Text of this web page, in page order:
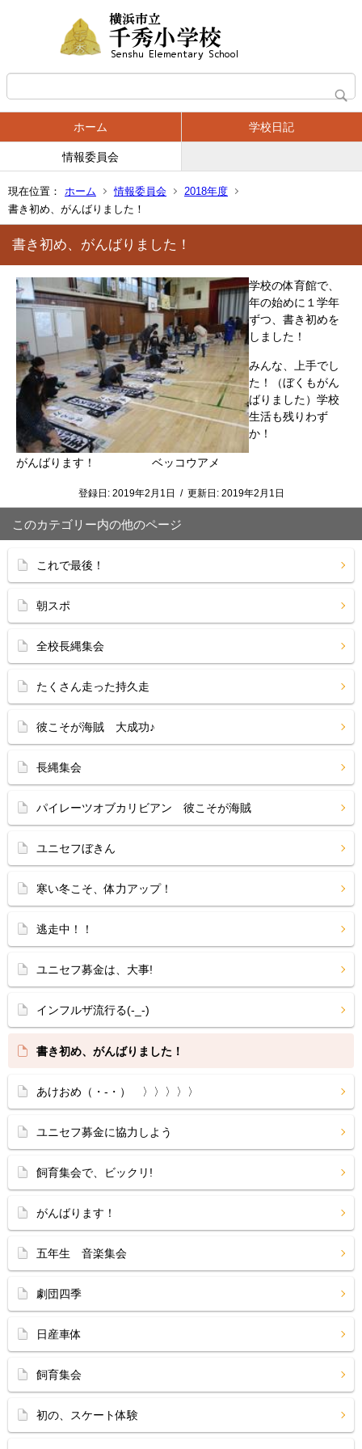
ホーム 学校日記
情報委員会
現在位置： ホーム 情報委員会
2018年度
書き初め、がんばりました！
書き初め、がんばりました！
学校の体育館で、
年の始めに１学年
ずつ、書き初めを
しました！
みんな、上手でし
た！（ぼくもがん
ばりました）学校
生活も残りわず
か！
がんばります！ ベッコウアメ
登録日: 2019年2月1日 / 更新日: 2019年2月1日
このカテゴリー内の他のページ
これで最後！
朝スポ
全校長縄集会
たくさん走った持久走
彼こそが海賊 大成功♪
長縄集会
パイレーツオブカリビアン 彼こそが海賊
ユニセフぼきん
寒い冬こそ、体力アップ！
逃走中！！
ユニセフ募金は、大事!
インフルザ流行る(-_-)
書き初め、がんばりました！
あけおめ（・‐・）ゞ〉〉〉〉〉
ユニセフ募金に協力しよう
飼育集会で、ビックリ!
がんばります！
五年生 音楽集会
劇団四季
日産車体
飼育集会
初の、スケート体験